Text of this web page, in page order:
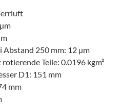
Abstand 250 mm: 12 µm
Teile: 0.0196 kgm²
D1: 151 mm
mm